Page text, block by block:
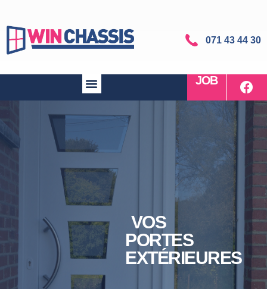
071 43 44 30
JOB
VOS
PORTES
EXTÉRIEURES